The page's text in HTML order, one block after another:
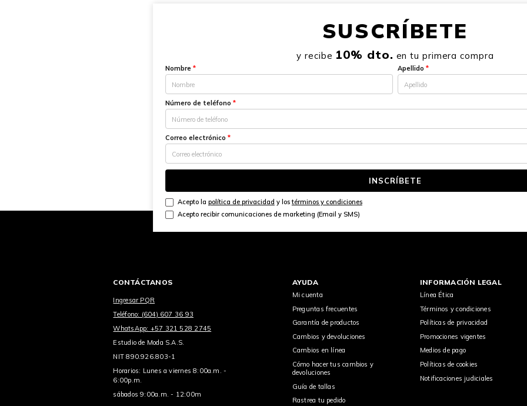
SUSCRÍBETE
y recibe 10% dto. en tu primera compra
Nombre * Apellido *
Número de teléfono *
Correo electrónico *
INSCRÍBETE
Acepto la política de privacidad y lostérminos y condiciones
Acepto recibir comunicaciones de marketing (Email y SMS)
CONTÁCTANOS
Ingresar PQR
Teléfono: (604) 607 36 93
WhatsApp: +57 321 528 2745
Estudio de Moda S.A.S.
NIT 890.926.803-1
Horarios: Lunes a viernes 8:00a.m. -
6:00p.m.
sábados 9:00a.m. - 12:00m
AYUDA
Mi cuenta
Preguntas frecuentes
Garantía de productos
Cambios y devoluciones
Cambios en línea
Cómo hacer tus cambios y
devoluciones
Guía de tallas
Rastrea tu pedido
INFORMACIÓN LEGAL
Línea Ética
Términos y condiciones
Políticas de privacidad
Promociones vigentes
Medios de pago
Políticas de cookies
Notificaciones judiciales